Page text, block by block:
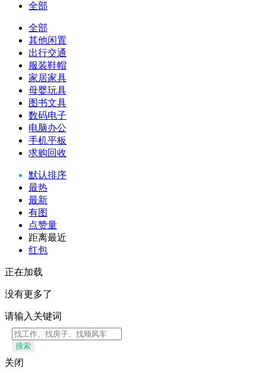
全部
全部
其他闲置
出行交通
服装鞋帽
家居家具
母婴玩具
图书文具
数码电子
电脑办公
手机平板
求购回收
默认排序
最热
最新
有图
点赞量
距离最近
红包
正在加载
没有更多了
请输入关键词
搜索
关闭